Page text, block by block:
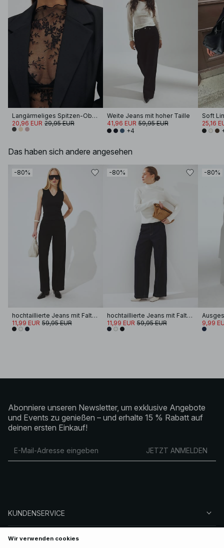
Langärmeliges Spitzen-Oberteil
20,96 EUR 29,95 EUR
Weite Jeans mit hoher Taille
41,96 EUR 59,95 EUR
+4
Soft
25,16
Das haben sich andere angesehen
-80%
hochtaillierte Jeans mit Falten
11,99 EUR 59,95 EUR
-80%
hochtaillierte Jeans mit Falten
11,99 EUR 59,95 EUR
-80%
9,99
Abonniere unseren Newsletter, um exklusive Angebote
und Events zu genießen – und erhalte 15 % Rabatt auf
deinen ersten Einkauf!
JETZT ANMELDEN
KUNDENSERVICE
ÜBER NA-KD